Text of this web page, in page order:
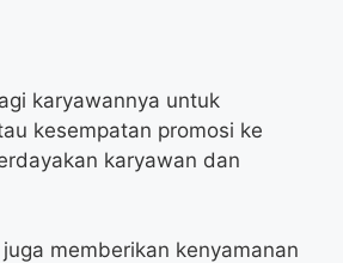
karyawannya untuk
kesempatan promosi ke
karyawan dan
memberikan kenyamanan